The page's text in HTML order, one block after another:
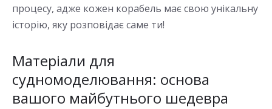
процесу, адже кожен корабель має свою унікальну
історію, яку розповідає саме ти!
Матеріали для
судномоделювання: основа
вашого майбутнього шедевра